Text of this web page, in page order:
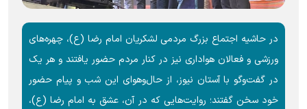
در حاشیه اجتماع بزرگ مردمی لشکریان امام رضا (ع)، چهره‌های
ورزشی و فعالان هواداری نیز در کنار مردم حضور یافتند و هر یک
در گفت‌و‌گو با آستان نیوز، از حال‌وهوای این شب و پیام حضور
خود سخن گفتند؛ روایت‌هایی که در آن، عشق به امام رضا (ع)،